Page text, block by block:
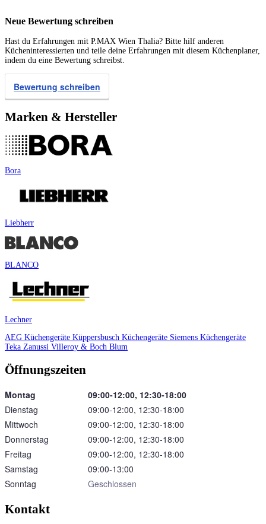
Neue Bewertung schreiben
Hast du Erfahrungen mit P.MAX Wien Thalia? Bitte hilf anderen
Kücheninteressierten und teile deine Erfahrungen mit diesem Küchenplaner,
indem du eine Bewertung schreibst.
Bewertung schreiben
Marken & Hersteller
Bora
Liebherr
BLANCO
Lechner
AEG Küchengeräte Küppersbusch Küchengeräte Siemens Küchengeräte
Teka Zanussi Villeroy & Boch Blum
Öffnungszeiten
Montag
09:00‑12:00, 12:30‑18:00
Dienstag
09:00‑12:00, 12:30‑18:00
Mittwoch
09:00‑12:00, 12:30‑18:00
Donnerstag
09:00‑12:00, 12:30‑18:00
Freitag
09:00‑12:00, 12:30‑18:00
Samstag
09:00‑13:00
Sonntag
Geschlossen
Kontakt